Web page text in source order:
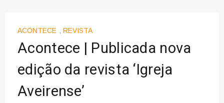
ACONTECE , REVISTA
Acontece | Publicada nova
edição da revista ‘Igreja
Aveirense’